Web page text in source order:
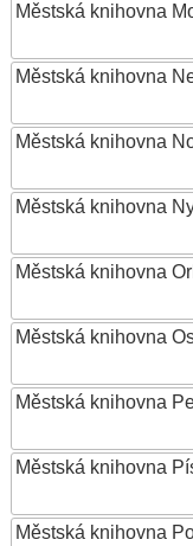
Městská knihovna
Městská knihovna
Městská knihovna
Městská knihovna
Městská knihovna
Městská knihovna
Městská knihovna
Městská knihovna
Městská knihovna